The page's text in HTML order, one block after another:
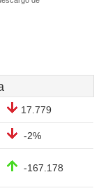
17.779
-2%
-167.178